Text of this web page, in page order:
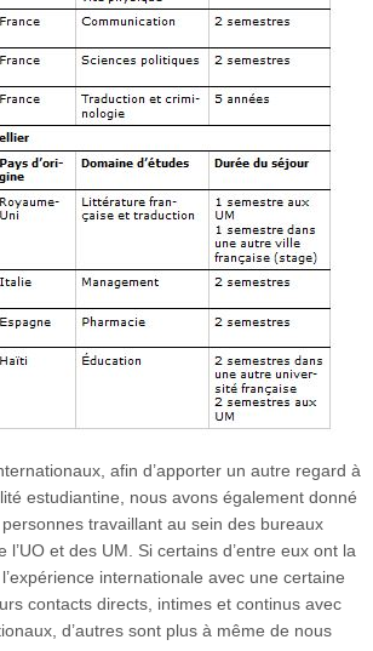
afin d’apporter un autre regard à
estudiantine, nous avons également donné
travaillant au sein des bureaux
l’UO et des UM. Si certains d’entre eux ont la
internationale avec une certaine
contacts directs, intimes et continus avec
d’autres sont plus à même de nous